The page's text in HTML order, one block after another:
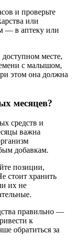
и проверьте
или
— в аптеку или
месте,
с малышом,
этом она должна
месяцев?
средств и
важна
добавкам.
позиции,
стоит хранить
их не
правильно —
к
обратиться за